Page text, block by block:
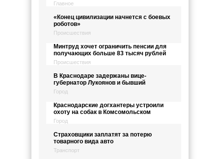
Главное
«Конец цивилизации начнется с боевых
роботов»
Происшествия
Минтруд хочет ограничить пенсии для
получающих больше 83 тысяч рублей
Происшествия
В Краснодаре задержаны вице-
губернатор Лукоянов и бывший
Город
Краснодарские догхантеры устроили
охоту на собак в Комсомольском
Город
Страховщики заплатят за потерю
товарного вида авто
Транспорт